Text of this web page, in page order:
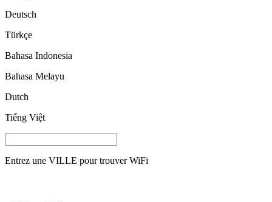
Deutsch
Türkçe
Bahasa Indonesia
Bahasa Melayu
Dutch
Tiếng Việt
Entrez une VILLE pour trouver WiFi